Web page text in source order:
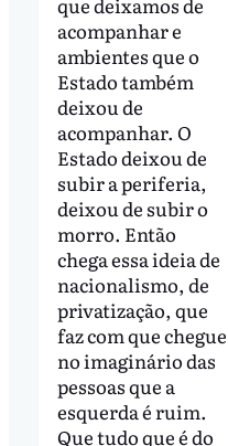
acompanhar e
ambientes que o
Estado também
deixou de
acompanhar. O
Estado deixou de
subir a periferia,
deixou de subir o
morro. Então
chega essa ideia de
nacionalismo, de
privatização, que
faz com que chegue
no imaginário das
pessoas que a
esquerda é ruim.
Que tudo que é do